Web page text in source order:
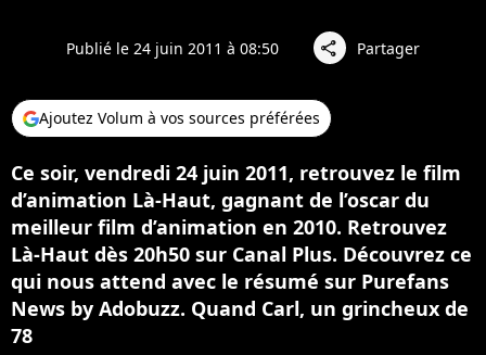
Publié le 24 juin 2011 à 08:50 share Partager
Ajoutez Volum à vos sources préférées
Ce soir, vendredi 24 juin 2011, retrouvez le film
d’animation Là-Haut, gagnant de l’oscar du
meilleur film d’animation en 2010. Retrouvez
Là-Haut dès 20h50 sur Canal Plus. Découvrez ce
qui nous attend avec le résumé sur Purefans
News by Adobuzz. Quand Carl, un grincheux de
78